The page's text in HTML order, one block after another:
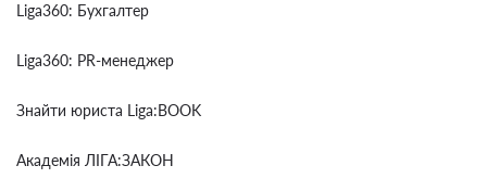
Liga360: Бухгалтер
Liga360: PR-менеджер
Знайти юриста Liga:BOOK
Академія ЛІГА:ЗАКОН